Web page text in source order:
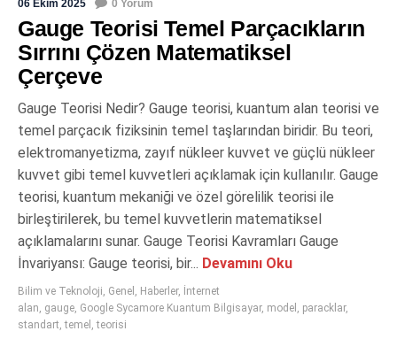
06 Ekim 2025 0 Yorum
Gauge Teorisi Temel Parçacıkların
Sırrını Çözen Matematiksel
Çerçeve
Gauge Teorisi Nedir? Gauge teorisi, kuantum alan teorisi ve
temel parçacık fiziksinin temel taşlarından biridir. Bu teori,
elektromanyetizma, zayıf nükleer kuvvet ve güçlü nükleer
kuvvet gibi temel kuvvetleri açıklamak için kullanılır. Gauge
teorisi, kuantum mekaniği ve özel görelilik teorisi ile
birleştirilerek, bu temel kuvvetlerin matematiksel
açıklamalarını sunar. Gauge Teorisi Kavramları Gauge
İnvariyansı: Gauge teorisi, bir... Devamını Oku
Bilim ve Teknoloji, Genel , Haberler, İnternet
alan, gauge, Google Sycamore Kuantum Bilgisayar, model , paracklar,
standart,temel ,teorisi